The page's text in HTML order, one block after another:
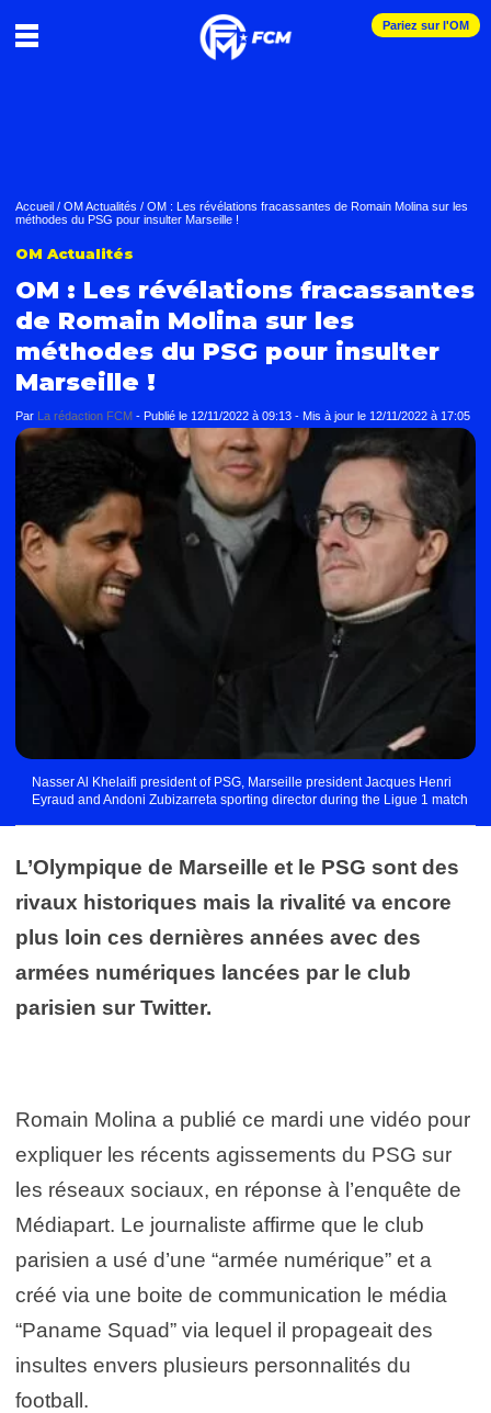
Pariez sur l'OM
Accueil / OM Actualités / OM : Les révélations fracassantes de Romain Molina sur les
méthodes du PSG pour insulter Marseille !
OM Actualités
OM : Les révélations fracassantes
de Romain Molina sur les
méthodes du PSG pour insulter
Marseille !
Par La rédaction FCM - Publié le 12/11/2022 à 09:13 - Mis à jour le 12/11/2022 à 17:05
Nasser Al Khelaifi president of PSG, Marseille president Jacques Henri
Eyraud and Andoni Zubizarreta sporting director during the Ligue 1 match
L’Olympique de Marseille et le PSG sont des
rivaux historiques mais la rivalité va encore
plus loin ces dernières années avec des
armées numériques lancées par le club
parisien sur Twitter.
Romain Molina a publié ce mardi une vidéo pour
expliquer les récents agissements du PSG sur
les réseaux sociaux, en réponse à l’enquête de
Médiapart. Le journaliste affirme que le club
parisien a usé d’une “armée numérique” et a
créé via une boite de communication le média
“Paname Squad” via lequel il propageait des
insultes envers plusieurs personnalités du
football.